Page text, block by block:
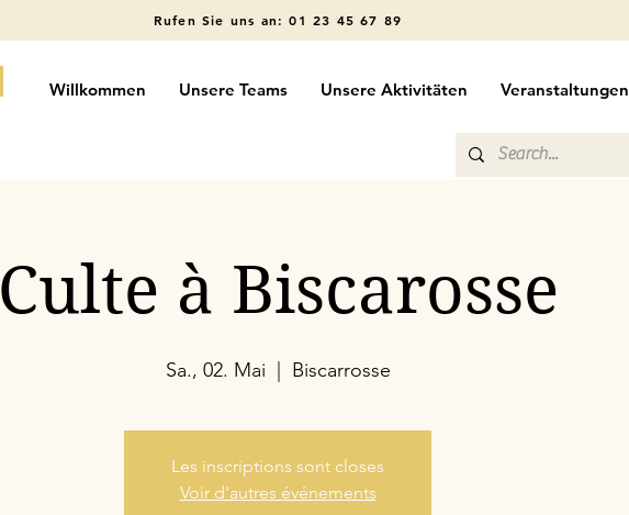
Rufen Sie uns an: 01 23 45 67 89
Willkommen Unsere Teams Unsere Aktivitäten Veranstaltungen
Culte à Biscarosse
Sa., 02. Mai Biscarrosse
Les inscriptions sont closes
Voir d'autres événements